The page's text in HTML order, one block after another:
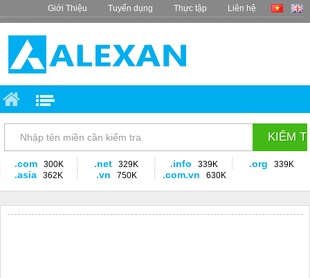
Giới Thiệu Tuyển dụng Thực tập Liên hệ
.com 300K .net 329K .info 339K .org 339K
.asia 362K .vn 750K .com.vn 630K